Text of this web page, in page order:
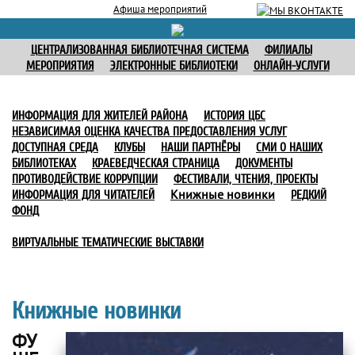
Афиша мероприятий
ЦЕНТРАЛИЗОВАННАЯ БИБЛИОТЕЧНАЯ СИСТЕМА
ФИЛИАЛЫ
МЕРОПРИЯТИЯ
ЭЛЕКТРОННЫЕ БИБЛИОТЕКИ ОНЛАЙН-УСЛУГИ
ИНФОРМАЦИЯ ДЛЯ ЖИТЕЛЕЙ РАЙОНА
ИСТОРИЯ ЦБС
НЕЗАВИСИМАЯ ОЦЕНКА КАЧЕСТВА ПРЕДОСТАВЛЕНИЯ УСЛУГ
ДОСТУПНАЯ СРЕДА
КЛУБЫ НАШИ ПАРТНЁРЫ
СМИ О НАШИХ
БИБЛИОТЕКАХ
КРАЕВЕДЧЕСКАЯ СТРАНИЦА
ДОКУМЕНТЫ
ПРОТИВОДЕЙСТВИЕ КОРРУПЦИИ
ФЕСТИВАЛИ, ЧТЕНИЯ, ПРОЕКТЫ
ИНФОРМАЦИЯ ДЛЯ ЧИТАТЕЛЕЙ
Книжные новинки
РЕДКИЙ
ФОНД
ВИРТУАЛЬНЫЕ ТЕМАТИЧЕСКИЕ ВЫСТАВКИ
Книжные новинки
ФУ